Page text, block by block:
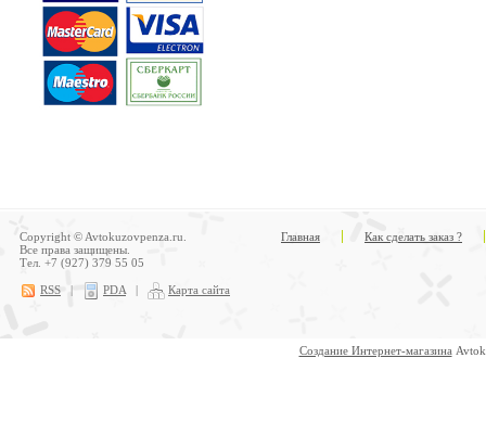
Copyright © Avtokuzovpenza.ru.
Все права защищены.
Тел. +7 (927) 379 55 05
RSS | PDA | Карта сайта
Главная Как сделать заказ ?
Создание Интернет-магазина